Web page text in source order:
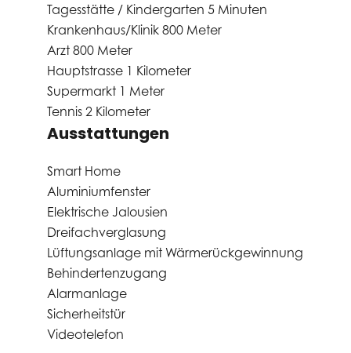
Tagesstätte / Kindergarten 5 Minuten
Krankenhaus/Klinik 800 Meter
Arzt 800 Meter
Hauptstrasse 1 Kilometer
Supermarkt 1 Meter
Tennis 2 Kilometer
Ausstattungen
Smart Home
Aluminiumfenster
Elektrische Jalousien
Dreifachverglasung
Lüftungsanlage mit Wärmerückgewinnung
Behindertenzugang
Alarmanlage
Sicherheitstür
Videotelefon